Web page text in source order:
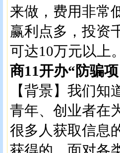
来做，费用非常
赢利点多，投资
可达10万元以上
商11开办“防骗
【背景】我们
青年、创业者在
很多人获取信息